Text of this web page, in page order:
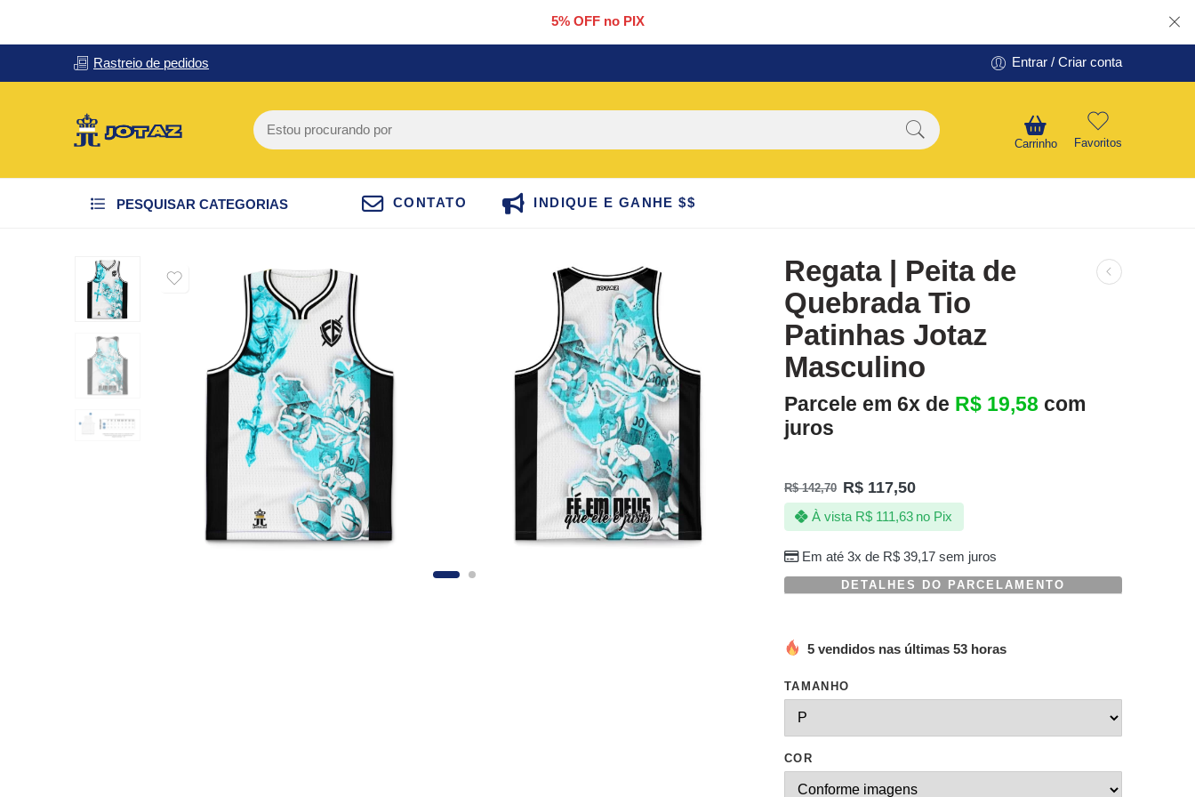
5% OFF no PIX
Rastreio de pedidos Entrar / Criar conta
Carrinho Favoritos
PESQUISAR CATEGORIAS CONTATO INDIQUE E GANHE $$
Regata | Peita de
Quebrada Tio
Patinhas Jotaz
Masculino
Parcele em 6x de R$ 19,58 com
juros
R$142,70 R$ 117,50
Em até 3x de R$39,17sem juros
À vista R$111,63 no Pix
DETALHES DO PARCELAMENTO
5 vendidos nas últimas 53 horas
TAMANHO
COR